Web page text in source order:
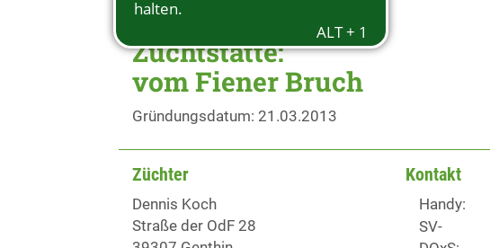
Zuchtstätte:
vom Fiener Bruch
Gründungsdatum: 21.03.2013
Züchter
Dennis Koch
Straße der OdF 28
Kontakt
Handy:
SV-